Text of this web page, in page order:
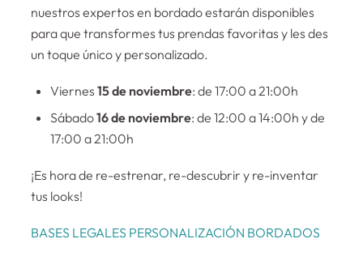
nuestros expertos en bordado estarán disponibles
para que transformes tus prendas favoritas y les des
un toque único y personalizado.
Viernes 15 de noviembre: de 17:00 a 21:00h
Sábado16 de noviembre: de 12:00 a 14:00h y de
17:00 a 21:00h
¡Es hora de re-estrenar, re-descubrir y re-inventar
tus looks!
BASES LEGALES PERSONALIZACIÓN BORDADOS